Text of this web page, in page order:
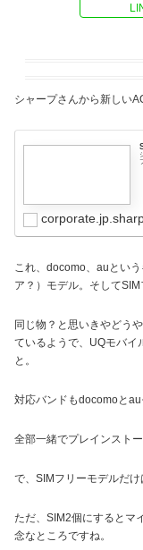
シャープさんから新しい
これ、docomo、auとい
ア？）モデル。そしてSIM
同じ物？と思いきやどう
ているようで、UQモバイ
と。
対応バンドもdocomoと
全部一緒でプレインスト
で、SIMフリーモデルだ
ただ、SIM2個にするとマ
念なところですね。